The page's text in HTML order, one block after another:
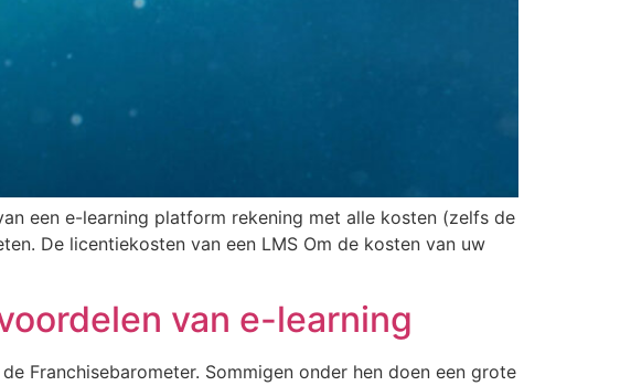
een e-learning platform rekening met alle kosten (zelfs de
De licentiekosten van een LMS Om de kosten van uw
van e-learning
Franchisebarometer. Sommigen onder hen doen een grote